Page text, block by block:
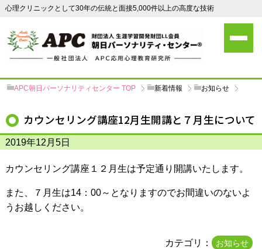
心理クリニックとして30年の伝統と面接5,000件以上の高度な技術
APC朝日パーソナリティセンター TOP 新着情報 お知らせ
カウンセリング講座12月生開講と７月生について
2019年12月5日
カウンセリング講座１２月生は予定通り開講いたします。
また、７月生は14：00～となりますのでお間違いのないよ
うお越しください。
カテゴリ： お知らせ